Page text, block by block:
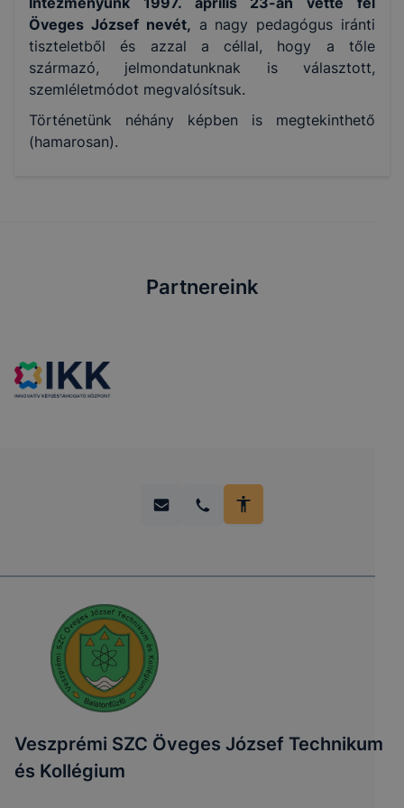
Öveges József nevét, a nagy pedagógus iránti
tiszteletből és azzal a céllal, hogy a tőle
származó, jelmondatunknak is választott,
szemléletmódot megvalósítsuk.
Történetünk néhány képben is megtekinthető
(hamarosan).
Partnereink
Veszprémi SZC Öveges József Technikum
és Kollégium